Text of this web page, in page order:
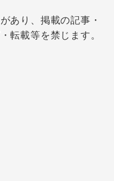
あり、掲載の記事・
転載等を禁じます。